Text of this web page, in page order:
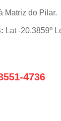
Matriz do Pilar.
Lat -20,3859º
4736